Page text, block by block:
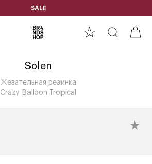
SALE
Solen
Жевательная резинка
Crazy Balloon Tropical